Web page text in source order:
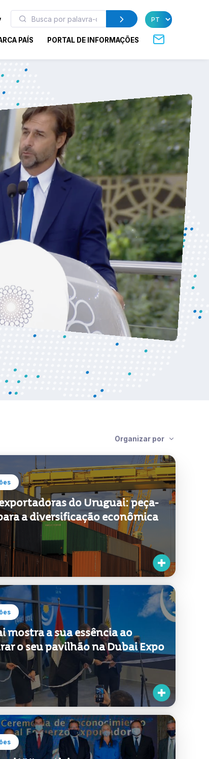
PAÍS PORTAL DE INFORMAÇÕES
Organizar por
exportadoras do Uruguai: peça-
mostra a sua essência ao
o seu pavilhão na Dubai Expo
XXI participou na nova
distinções ao Esforço